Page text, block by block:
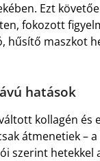
Ezt
fokozott
hűsítő maszkot
hatások
kollagén
átmenetiek –
szerint